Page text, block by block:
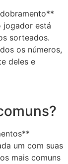
jogador está
sorteados.
os números,
deles e
um com suas
mais comuns